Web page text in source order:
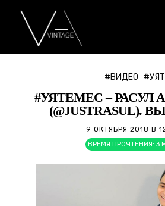
#ВИДЕО #УЯТ
#УЯТЕМЕС – РАСУЛ
(@JUSTRASUL).
9 ОКТЯБРЯ 2018 В
ВРЕМЯ ПРОЧТЕНИЯ: 3